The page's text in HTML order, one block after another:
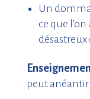
Un
ce que
désastreux
peut